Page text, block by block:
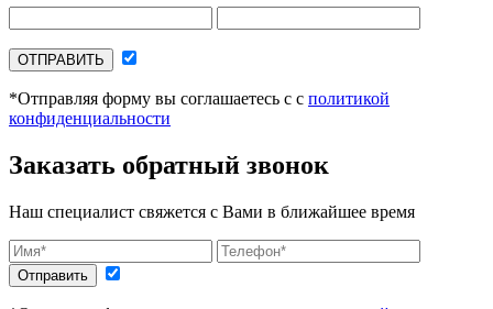
ОТПРАВИТЬ
*Отправляя форму вы соглашаетесь с с политикой
конфиденциальности
Заказать обратный звонок
Наш специалист свяжется с Вами в ближайшее время
Отправить